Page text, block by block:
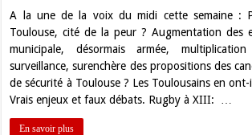
A la une de la voix du midi cette semaine :
Toulouse, cité de la peur ? Augmentation des
municipale, désormais armée,
surveillance, surenchère des propositions des
de sécurité à Toulouse ? Les Toulousains en
Vrais enjeux et faux débats. Rugby à XIII: …
En savoir plus